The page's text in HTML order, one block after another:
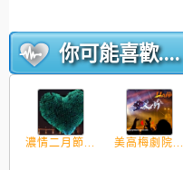
你可能喜歡....
濃情二月節... 美高梅劇院...